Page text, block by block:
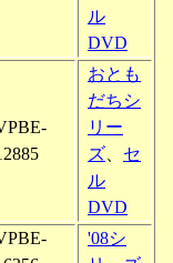
ル
DVD
おとも
だちシ
リー
ズ
セ
ル
DVD
'08シ